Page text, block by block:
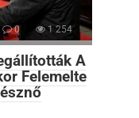
0 1 254
A
Felemelte